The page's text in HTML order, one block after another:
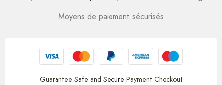
Moyens de paiement sécurisés
Guarantee Safe and Secure Payment Checkout